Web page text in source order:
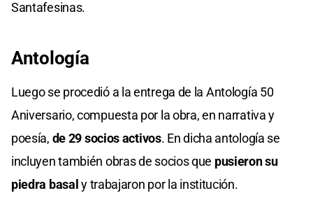
Santafesinas.
Antología
Luego se procedió a la entrega de la Antología 50
Aniversario, compuesta por la obra, en narrativa y
poesía, de 29 socios activos. En dicha antología se
incluyen también obras de socios que pusieron su
piedra basal y trabajaron por la institución.